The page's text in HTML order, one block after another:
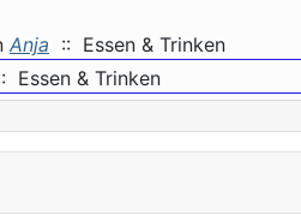
Anja :: Essen & Trinken
Essen & Trinken